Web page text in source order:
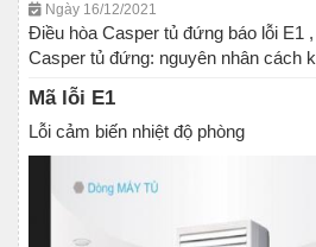
Ngày 16/12/2021
Điều hòa Casper tủ đứng báo lỗi E1
Casper tủ đứng: nguyên nhân cách
Mã lỗi E1
Lỗi cảm biến nhiệt độ phòng